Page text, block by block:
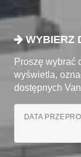
WYBIERZ
Proszę wybrać
wyświetla,
dostępnych
DATA